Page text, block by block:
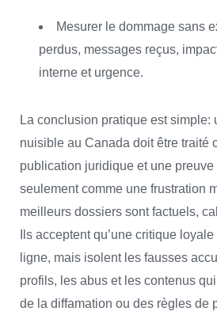
Mesurer le dommage sans
perdus, messages reçus,
interne et urgence.
La conclusion pratique est simple:
nuisible au Canada doit être traité
publication juridique et une
seulement comme une frustration
meilleurs dossiers sont factuels,
Ils acceptent qu’une critique
ligne, mais isolent les fausses
profils, les abus et les contenus
de la diffamation ou des règles de